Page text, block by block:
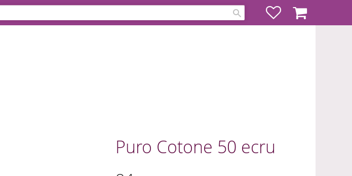
FavoriterKundvagn
Puro Cotone 50 ecru